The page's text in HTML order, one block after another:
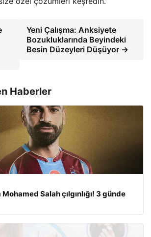
Yeni Çalışma: Anksiyete
Bozukluklarında Beyindeki
Besin Düzeyleri Düşüyor →
Haberler
Salah çılgınlığı! 3 günde